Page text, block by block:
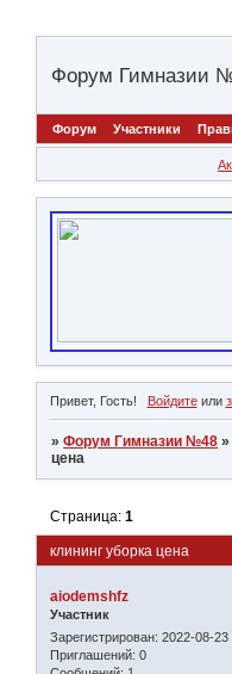
Форум Гимназии
Форум Участники
Привет, Гость! Войдитеили
»Форум Гимназии №48 »
цена
клининг уборка цена
Страница:1
aiodemshfz
Участник
Зарегистрирован: 2022-08-23
Приглашений: 0